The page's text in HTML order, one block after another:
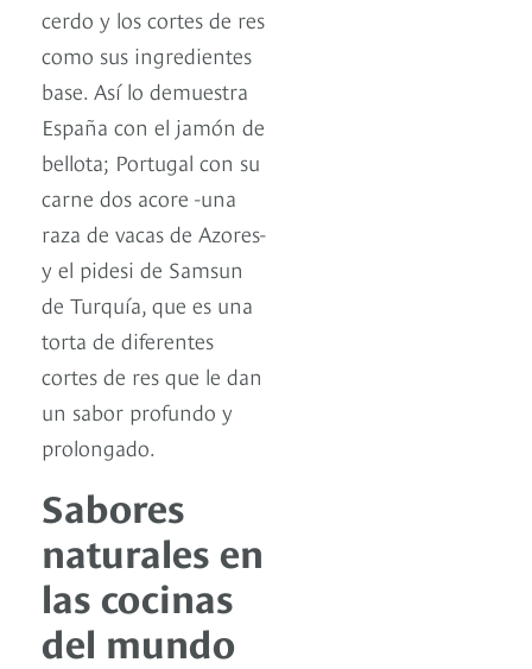
cerdo y los cortes de res
como sus ingredientes
base. Así lo demuestra
España con el jamón de
bellota; Portugal con su
carne dos acore -una
raza de vacas de Azores-
y el pidesi de Samsun
de Turquía, que es una
torta de diferentes
cortes de res que le dan
un sabor profundo y
prolongado.
Sabores
naturales en
las cocinas
del mundo